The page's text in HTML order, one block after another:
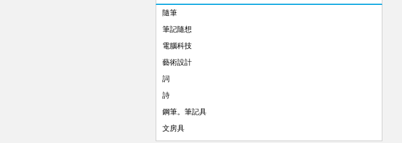
隨筆
筆記隨想
電腦科技
藝術設計
詞
詩
鋼筆。筆記具
文房具